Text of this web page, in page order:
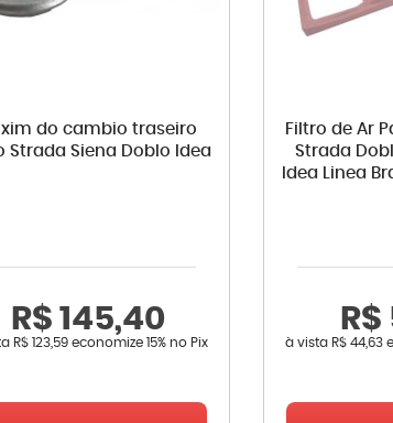
do cambio traseiro
Strada Siena Doblo Idea
R$ 145,40
R$ 123,59 economize15% no Pix
Filtro de Ar
Strada
Idea Linea
R$
à vista R$ 44,63